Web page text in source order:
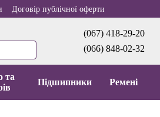
Договір публічної оферти
(067) 418-29-20
(066) 848-02-32
та
Підшипники Ремені